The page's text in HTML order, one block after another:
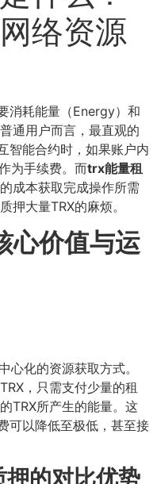
络资源
消耗能量（Energy）和
通用户而言，最直观的
智能合约时，如果账户内
为手续费。而trx能量租
成本获取完成操作所需
押大量TRX的麻烦。
心价值与运
心化的资源获取方式。
，只需支付少量的租
TRX所产生的能量。这
可以降低至极低，甚至接
押的对比优势